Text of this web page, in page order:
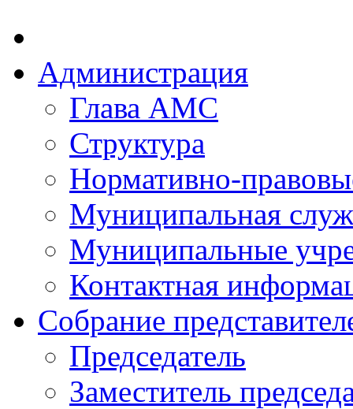
Администрация
Глава АМС
Структура
Нормативно-
Муниципальная
Муниципальные
Контактная
Собрание
Председатель
Заместитель